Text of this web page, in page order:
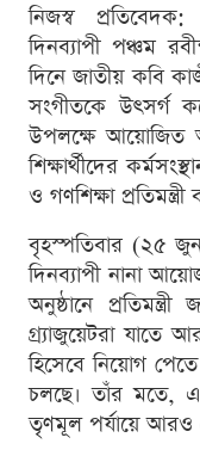
নিজস্ব
দিনব্যাপী পঞ্চম
দিনে জাতীয় কবি
সংগীতকে উৎসর্গ
উপলক্ষে আয়োজিত
শিক্ষার্থীদের
ও গণশিক্ষা প্রতিমন্ত্রী
বৃহস্পতিবার (২৫ জুন)
দিনব্যাপী নানা
অনুষ্ঠানে
গ্র্যাজুয়েটরা যাতে
হিসেবে নিয়োগ
চলছে। তাঁর মতে, এ
তৃণমূল পর্যায়ে আরও